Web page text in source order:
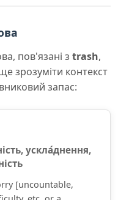
пов'язані з trash,
зрозуміти контекст
запас:
ускла́днення,
[uncountable,